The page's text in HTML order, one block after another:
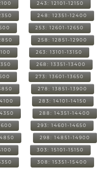
243: 12101-12150
248: 12351-12400
253: 12601-12650
258: 12851-12900
263: 13101-13150
268: 13351-13400
273: 13601-13650
278: 13851-13900
283: 14101-14150
288: 14351-14400
293: 14601-14650
298: 14851-14900
303: 15101-15150
308: 15351-15400